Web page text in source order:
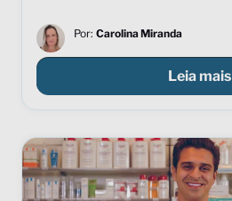
Por: Carolina Miranda
Leia mais